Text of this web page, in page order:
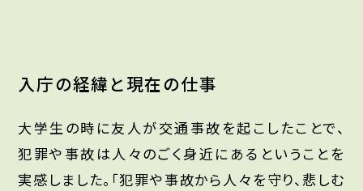
入庁の経緯と現在の仕事
大学生の時に友人が交通事故を起こしたことで、
犯罪や事故は人々のごく身近にあるということを
実感しました。「犯罪や事故から人々を守り、悲しむ